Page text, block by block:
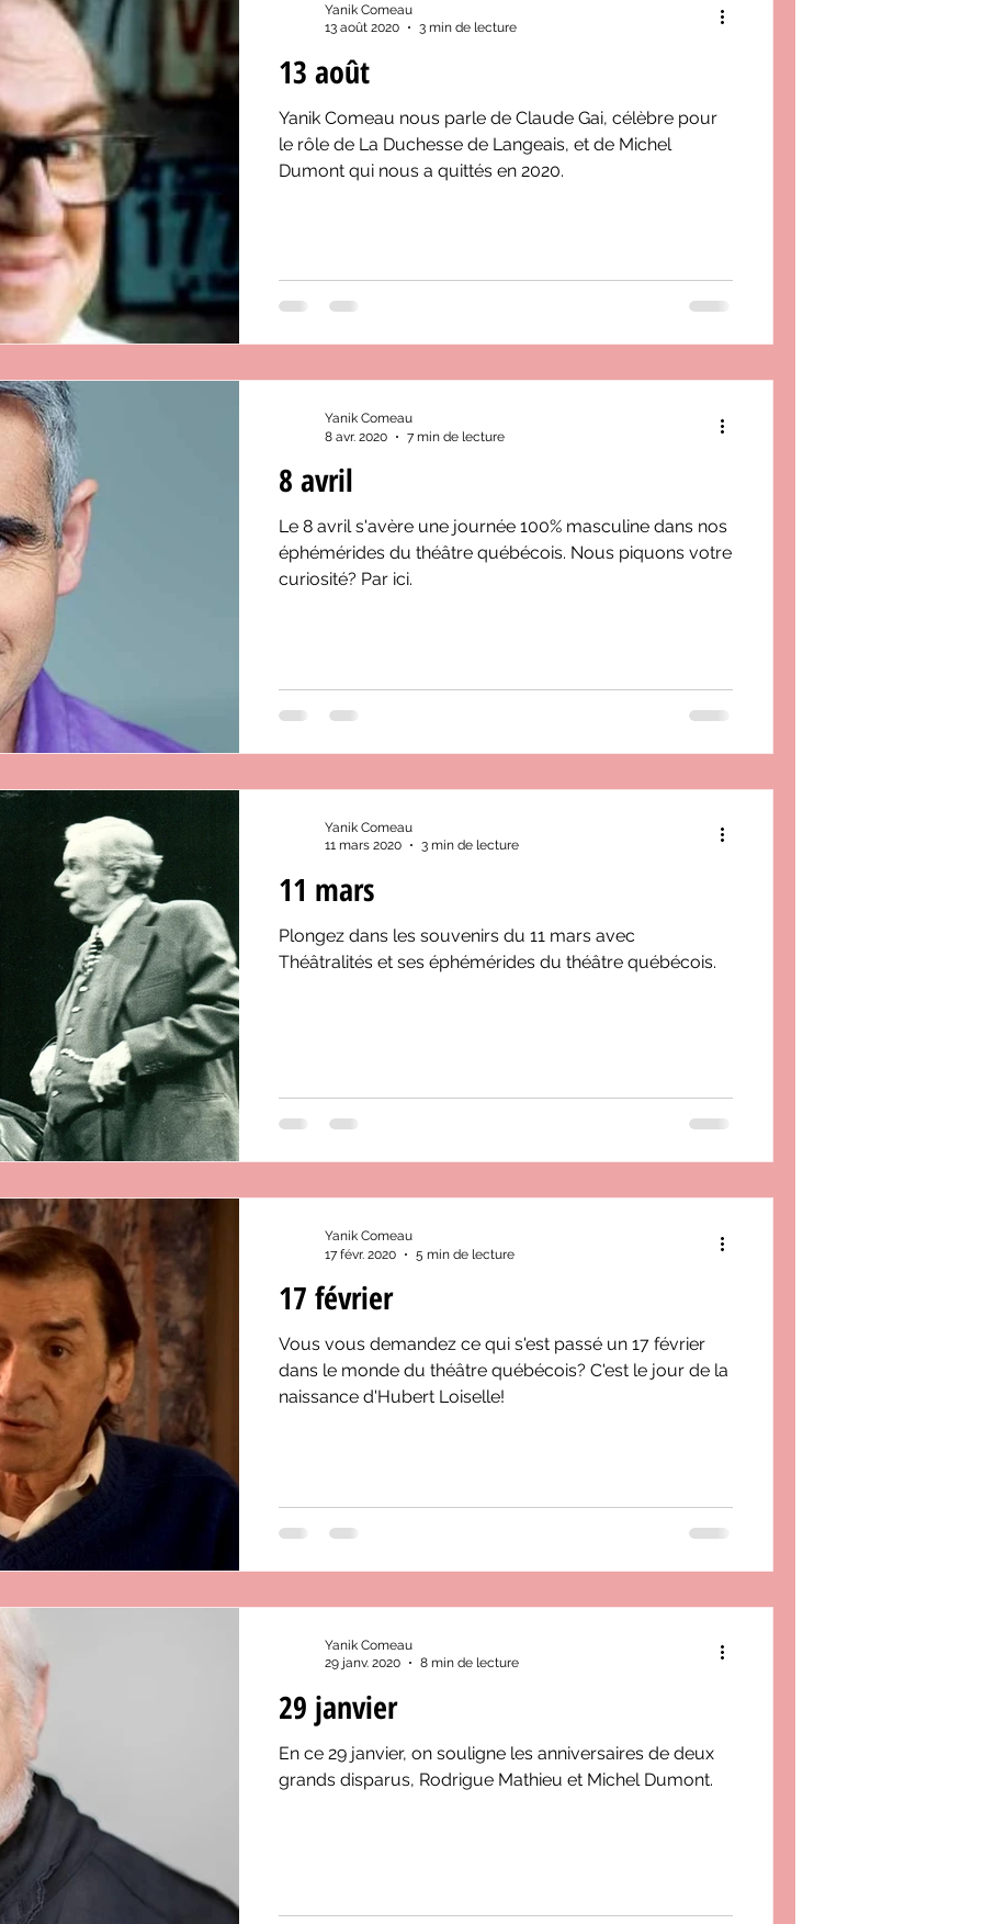
13 août
Yanik Comeau nous parle de Claude Gai, célèbre pour
le rôle de La Duchesse de Langeais, et de Michel
Dumont qui nous a quittés en 2020.
Yanik Comeau
13 août 2020
3 min de lecture
8 avril
Le 8 avril s'avère une journée 100% masculine dans nos
éphémérides du théâtre québécois. Nous piquons votre
curiosité? Par ici.
Yanik Comeau
8 avr. 2020
7 min de lecture
11 mars
Plongez dans les souvenirs du 11 mars avec
Théâtralités et ses éphémérides du théâtre québécois.
Yanik Comeau
11 mars 2020
3 min de lecture
17 février
Vous vous demandez ce qui s'est passé un 17 février
dans le monde du théâtre québécois? C'est le jour de la
naissance d'Hubert Loiselle!
Yanik Comeau
17 févr. 2020
5 min de lecture
29 janvier
En ce 29 janvier, on souligne les anniversaires de deux
grands disparus, Rodrigue Mathieu et Michel Dumont.
Yanik Comeau
29 janv. 2020
8 min de lecture